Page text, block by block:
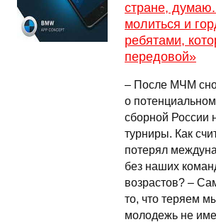
стране,
молиться и
ребятами,
передовой»
– После МЧМ
о
сборной России
турниры. Как
потерял
без наших
возрастов? –
то, что теряем
молодежь не